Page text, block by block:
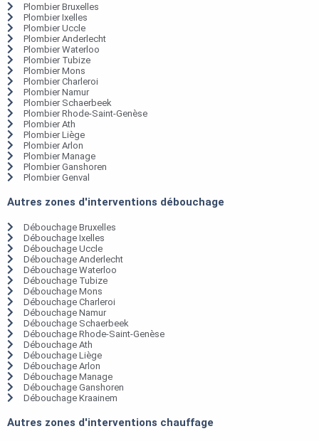
Plombier Bruxelles
Plombier Ixelles
Plombier Uccle
Plombier Anderlecht
Plombier Waterloo
Plombier Tubize
Plombier Mons
Plombier Charleroi
Plombier Namur
Plombier Schaerbeek
Plombier Rhode-Saint-Genèse
Plombier Ath
Plombier Liège
Plombier Arlon
Plombier Manage
Plombier Ganshoren
Plombier Genval
Autres zones d'interventions débouchage
Débouchage Bruxelles
Débouchage Ixelles
Débouchage Uccle
Débouchage Anderlecht
Débouchage Waterloo
Débouchage Tubize
Débouchage Mons
Débouchage Charleroi
Débouchage Namur
Débouchage Schaerbeek
Débouchage Rhode-Saint-Genèse
Débouchage Ath
Débouchage Liège
Débouchage Arlon
Débouchage Manage
Débouchage Ganshoren
Débouchage Kraainem
Autres zones d'interventions chauffage